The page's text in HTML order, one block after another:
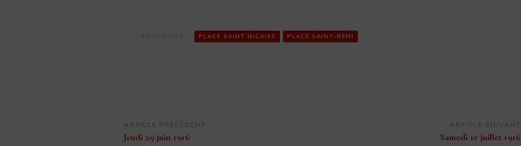
PLACE SAINT NICAISE PLACE SAINT-REMI
Navigation
Jeudi 29 juin 1916 Samedi 1e juillet 1916